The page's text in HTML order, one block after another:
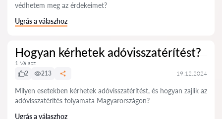
védhetem meg az érdekeimet?
Ugrás a válaszhoz
Hogyan kérhetek adóvisszatérítést?
1 Válasz
2
213 19.12.2024
Milyen esetekben kérhetek adóvisszatérítést, és hogyan zajlik az
adóvisszatérítés folyamata Magyarországon?
Ugrás a válaszhoz